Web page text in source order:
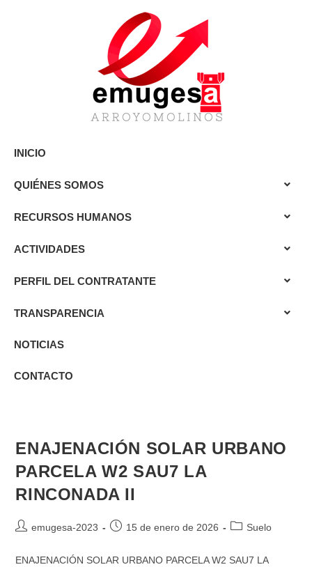
INICIO
QUIÉNES SOMOS
RECURSOS HUMANOS
ACTIVIDADES
PERFIL DEL CONTRATANTE
TRANSPARENCIA
NOTICIAS
CONTACTO
ENAJENACIÓN SOLAR URBANO
PARCELA W2 SAU7 LA
RINCONADA II
emugesa-2023 15 de enero de 2026 Suelo
ENAJENACIÓN SOLAR URBANO PARCELA W2 SAU7 LA